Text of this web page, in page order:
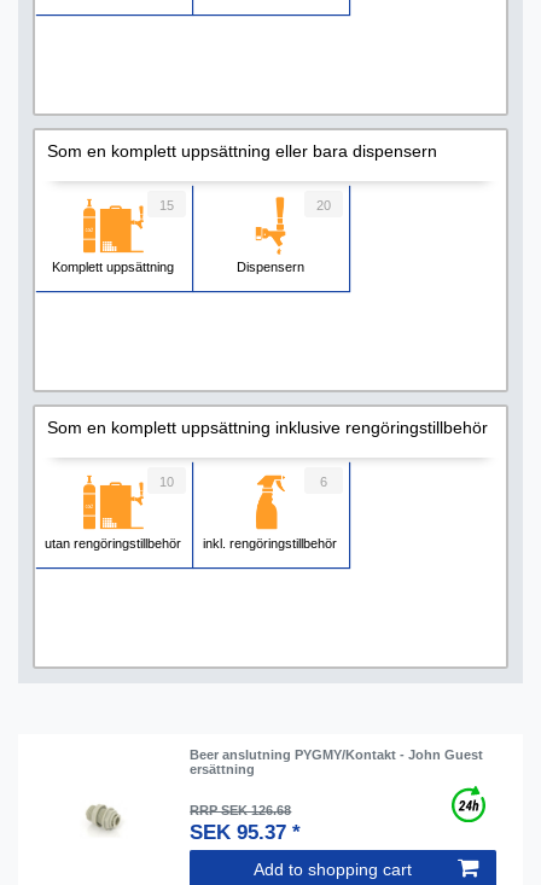
Som en komplett uppsättning eller bara dispensern
Komplett uppsättning
15
Dispensern
20
Som en komplett uppsättning inklusive rengöringstillbehör
utan rengöringstillbehör
10
inkl. rengöringstillbehör
6
Beer anslutning PYGMY/Kontakt - John Guest
ersättning
RRP SEK 126.68
SEK 95.37 *
Add to shopping cart